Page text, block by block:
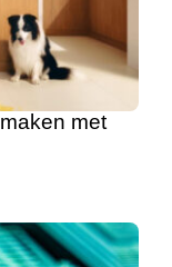
met